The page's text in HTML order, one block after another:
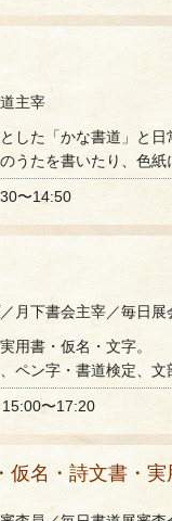
主宰
した「かな書道」と日
うたを書いたり、色
〜14:50
月下書会主宰／毎日
用書・仮名・文字。
ペン字・書道検定、文
〜17:20
仮名・詩文書・実